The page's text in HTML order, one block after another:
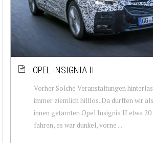
OPEL INSIGNIA II
Vorher Solche Veranstaltungen
immer ziemlich hilflos. Da durften wir
innen getarnten Opel Insignia II etwa
fahren, es war dunkel, vorne ...